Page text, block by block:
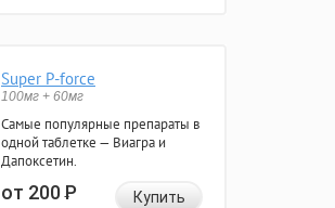
Super P-force
100мг + 60мг
Самые популярные препараты в
одной таблетке — Виагра и
Дапоксетин.
от 200Р Купить